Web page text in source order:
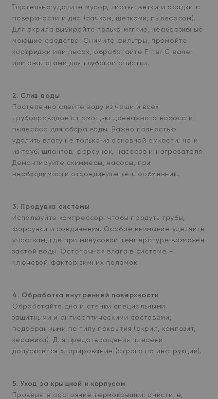
Тщательно удалите мусор, листья, ветки и осадки с
поверхности и дна (сачком, щетками, пылесосом).
Для акрила выбирайте только мягкие, неабразивные
моющие средства. Снимите фильтры, промойте
картриджи или песок, обработайте Filter Cleaner
или аналогами для глубокой очистки.
2. Слив воды
Постепенно слейте воду из чаши и всех
трубопроводов с помощью дренажного насоса и
пылесоса для сбора воды. Важно полностью
удалить влагу не только из основной емкости, но и
из труб, шлангов, форсунок, насосов и нагревателя.
Демонтируйте скиммеры, насосы, при
необходимости отсоедините теплообменник.
3. Продувка системы
Используйте компрессор, чтобы продуть трубы,
форсунки и соединения. Особое внимание уделяйте
участкам, где при минусовой температуре возможен
застой воды. Остаточная влага в системе –
ключевой фактор зимних поломок.
4. Обработка внутренней поверхности
Обработайте дно и стенки специальными
защитными и антисептическими составами,
подобранными по типу покрытия (акрил, композит,
керамика). Для предотвращения плесени
допускается хлорирование (строго по инструкции).
5. Уход за крышкой и корпусом
Проверьте состояние термокрышки: очистите,